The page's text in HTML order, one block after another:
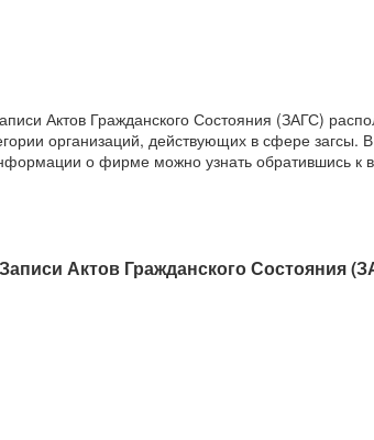
Актов Гражданского Состояния (ЗАГС)
организаций, действующих в сфере загсы.
о фирме можно узнать обратившись к
Актов Гражданского Состояния